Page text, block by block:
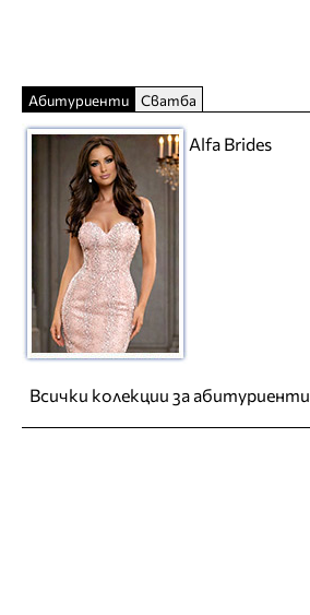
Абитуриенти Сватба
Alfa Brides
Всички колекции за абитуриенти